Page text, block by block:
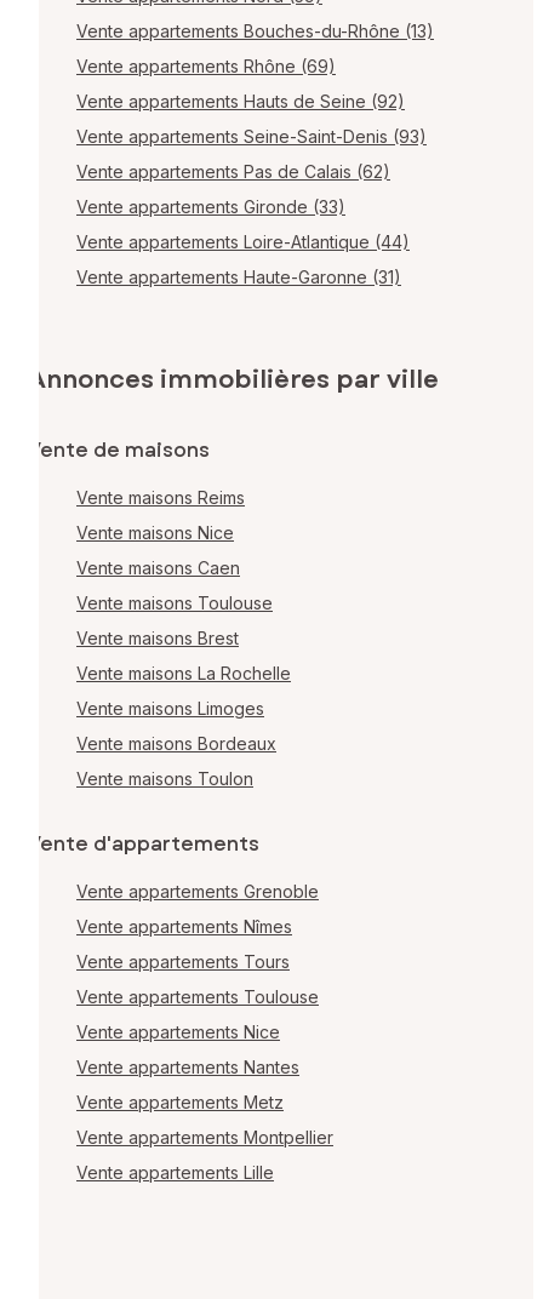
Vente appartements Bouches-du-Rhône (13)
Vente appartements Rhône (69)
Vente appartements Hauts de Seine (92)
Vente appartements Seine-Saint-Denis (93)
Vente appartements Pas de Calais (62)
Vente appartements Gironde (33)
Vente appartements Loire-Atlantique (44)
Vente appartements Haute-Garonne (31)
Annonces immobilières par ville
Vente de maisons
Vente maisons Reims
Vente maisons Nice
Vente maisons Caen
Vente maisons Toulouse
Vente maisons Brest
Vente maisons La Rochelle
Vente maisons Limoges
Vente maisons Bordeaux
Vente maisons Toulon
Vente d'appartements
Vente appartements Grenoble
Vente appartements Nîmes
Vente appartements Tours
Vente appartements Toulouse
Vente appartements Nice
Vente appartements Nantes
Vente appartements Metz
Vente appartements Montpellier
Vente appartements Lille